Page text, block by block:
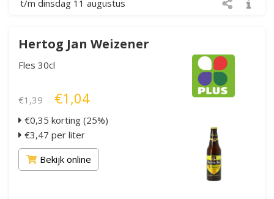
t/m dinsdag 11 augustus
Hertog Jan Weizener
Fles 30cl
€1,39 €1,04
€0,35 korting (25%)
€3,47 per liter
Bekijk online